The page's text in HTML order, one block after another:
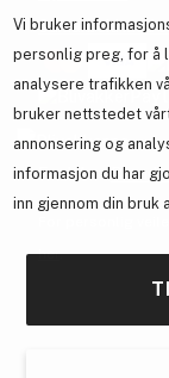
Vi bruker
personlig preg, for å
analysere trafikken
bruker nettstedet
annonsering og
informasjon du har
inn gjennom din bruk
Samarbeid med
En del av
her.